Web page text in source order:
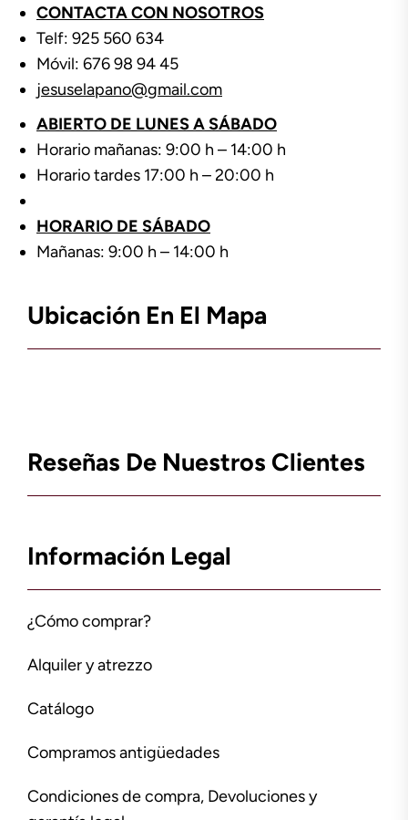
CONTACTA CON NOSOTROS
Telf: 925 560 634
Móvil: 676 98 94 45
jesuselapano@gmail.com
ABIERTO DE LUNES A SÁBADO
Horario mañanas: 9:00 h – 14:00 h
Horario tardes 17:00 h – 20:00 h
HORARIO DE SÁBADO
Mañanas: 9:00 h – 14:00 h
Ubicación En El Mapa
Reseñas De Nuestros Clientes
Información Legal
¿Cómo comprar?
Alquiler y atrezzo
Catálogo
Compramos antigüedades
Condiciones de compra, Devoluciones y